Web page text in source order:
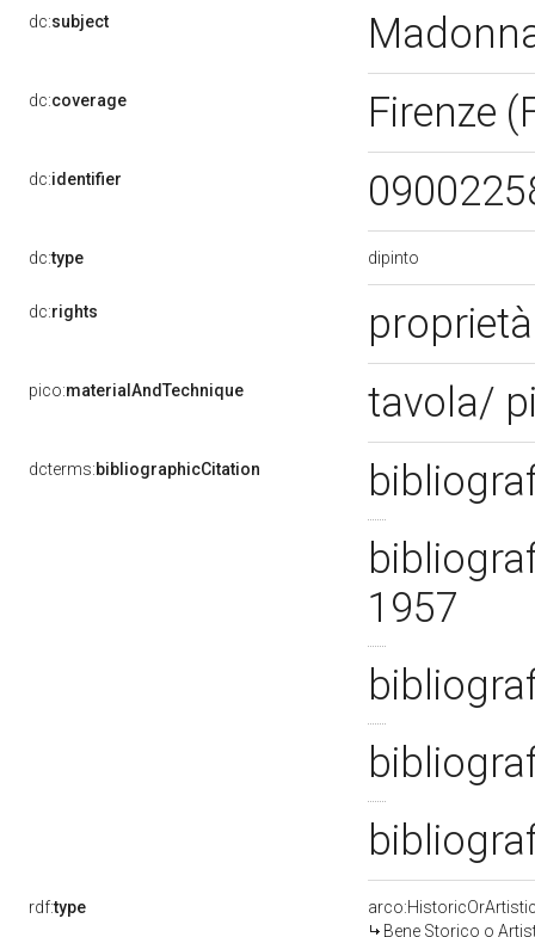
dc:subject
dc:coverage Firenze
dc:identifier
dc:type dipinto
dc:rights
pico:materialAndTechnique tavola/
dcterms:bibliographicCitation
1957
rdf:type
Bene Storico o